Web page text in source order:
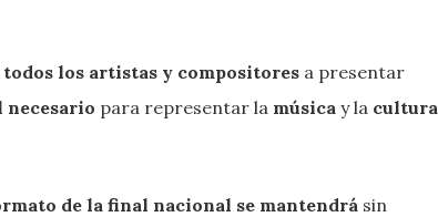
los artistas y compositores a presentar
necesario para representar la música y la cultura
de la final nacional se mantendrá sin